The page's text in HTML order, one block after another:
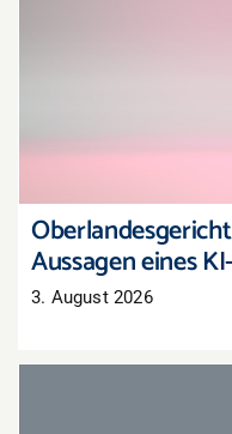
Aussagen eines
3. August 2026